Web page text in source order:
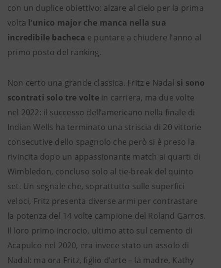
con un duplice obiettivo: alzare al cielo per la prima
volta l’unico major che manca nella sua
incredibile bacheca e puntare a chiudere l’anno al
primo posto del ranking.
Non certo una grande classica. Fritz e Nadal si sono
scontrati solo tre voltein carriera, ma due volte
nel 2022: il successo dell’americano nella finale di
Indian Wells ha terminato una striscia di 20 vittorie
consecutive dello spagnolo che però si è preso la
rivincita dopo un appassionante match ai quarti di
Wimbledon, concluso solo al tie-break del quinto
set. Un segnale che, soprattutto sulle superfici
veloci, Fritz presenta diverse armi per contrastare
la potenza del 14 volte campione del Roland Garros.
Il loro primo incrocio, ultimo atto sul cemento di
Acapulco nel 2020, era invece stato un assolo di
Nadal: ma ora Fritz, figlio d’arte – la madre, Kathy